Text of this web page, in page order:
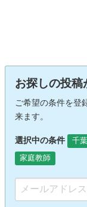
お探しの投稿
ご希望の条件を登
来ます。
選択中の条件 千
家庭教師